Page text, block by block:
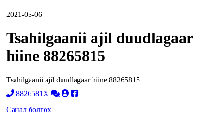
2021-03-06
Tsahilgaanii ajil duudlagaar
hiine 88265815
Tsahilgaanii ajil duudlagaar hiine 88265815
8826581X
Санал болгох